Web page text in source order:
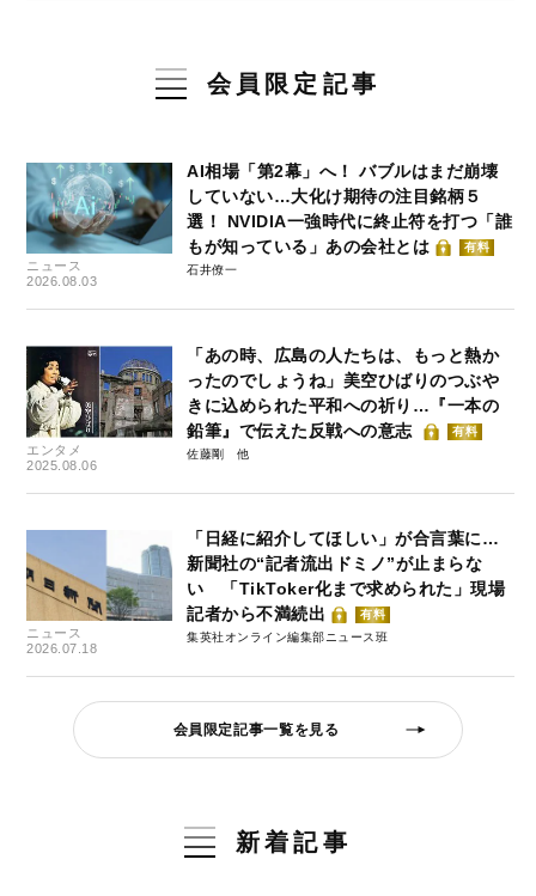
会員限定記事
ニュース
2026.08.03
AI相場「第2幕」へ！ バブルはまだ崩壊
していない…大化け期待の注目銘柄５
選！ NVIDIA一強時代に終止符を打つ「誰
もが知っている」あの会社とは
有料
石井僚一
エンタメ
2025.08.06
「あの時、広島の人たちは、もっと熱か
ったのでしょうね」美空ひばりのつぶや
きに込められた平和への祈り…『一本の
鉛筆』で伝えた反戦への意志
有料
佐藤剛
ニュース
2026.07.18
「日経に紹介してほしい」が合言葉に…
新聞社の“記者流出ドミノ”が止まらな
い 「TikToker化まで求められた」現場
記者から不満続出
有料
集英社オンライン編集部ニュース班
会員限定記事一覧を見る
新着記事